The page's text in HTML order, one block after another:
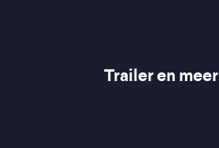
Trailer en meer